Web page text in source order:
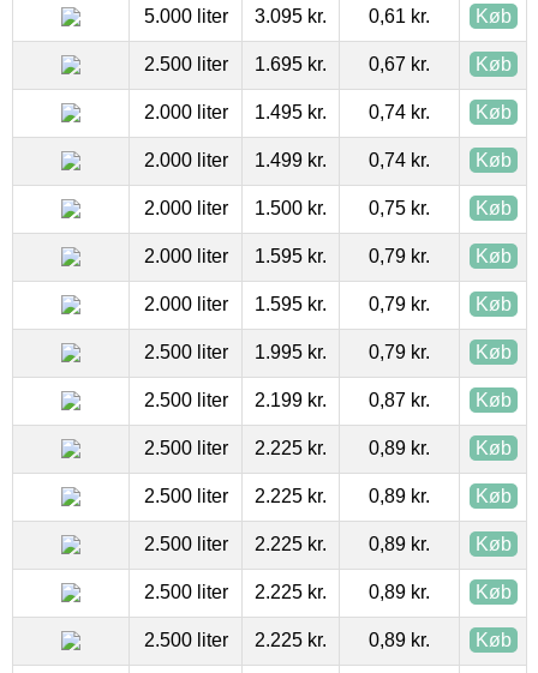
5.000 liter 3.095 kr. 0,61 kr. Køb
2.500 liter 1.695 kr. 0,67 kr. Køb
2.000 liter 1.495 kr. 0,74 kr. Køb
2.000 liter 1.499 kr. 0,74 kr. Køb
2.000 liter 1.500 kr. 0,75 kr. Køb
2.000 liter 1.595 kr. 0,79 kr. Køb
2.000 liter 1.595 kr. 0,79 kr. Køb
2.500 liter 1.995 kr. 0,79 kr. Køb
2.500 liter 2.199 kr. 0,87 kr. Køb
2.500 liter 2.225 kr. 0,89 kr. Køb
2.500 liter 2.225 kr. 0,89 kr. Køb
2.500 liter 2.225 kr. 0,89 kr. Køb
2.500 liter 2.225 kr. 0,89 kr. Køb
2.500 liter 2.225 kr. 0,89 kr. Køb